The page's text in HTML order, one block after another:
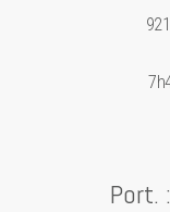
Port. :